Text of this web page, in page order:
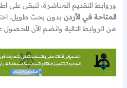
وروابط التقديم المباشرة، لتبقى على
المتاحة في الأردن بدون بحث طويل.
من الروابط التالية وانضم الآن للحصول